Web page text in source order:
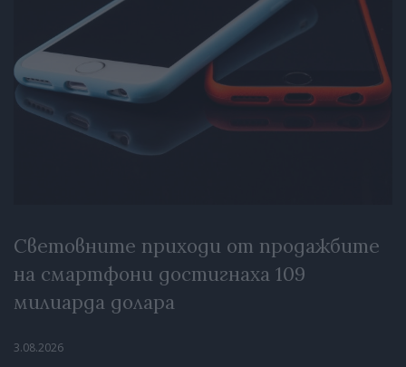
Световните приходи от продажбите
на смартфони достигнаха 109
милиарда долара
3.08.2026